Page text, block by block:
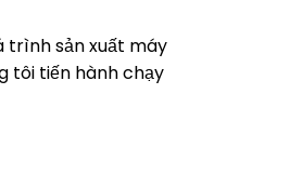
trình sản xuất máy
tôi tiến hành chạy